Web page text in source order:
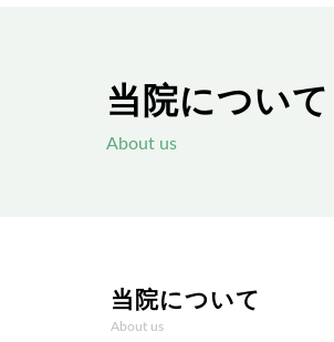
当院について
About us
当院について
About us